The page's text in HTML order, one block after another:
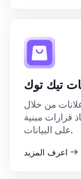
تيك توك
من خلال
قرارات مبنية
على البيانات.
اعرف المزيد